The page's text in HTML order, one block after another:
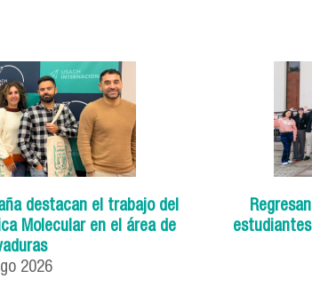
destacan el trabajo del
Molecular en el área de
2026